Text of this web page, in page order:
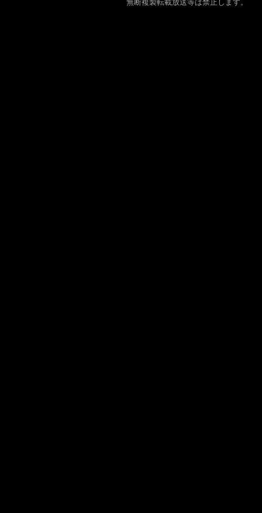
無断複製転載放送等は禁止します。